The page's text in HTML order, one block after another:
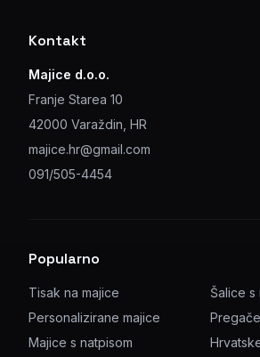
Kontakt
Majice d.o.o.
Franje Starea 10
42000 Varaždin, HR
majice.hr@gmail.com
091/505-4454
Popularno
Tisak na majice
Personalizirane majice
Majice s natpisom
Šalice s